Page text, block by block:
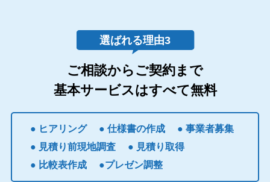
ご相談からご契約まで
基本サービスはすべて無料
● ヒアリング ● 仕様書の作成
● 事業者募集
● 見積り前現地調査
● 見積り取得
● 比較表作成
●プレゼン調整